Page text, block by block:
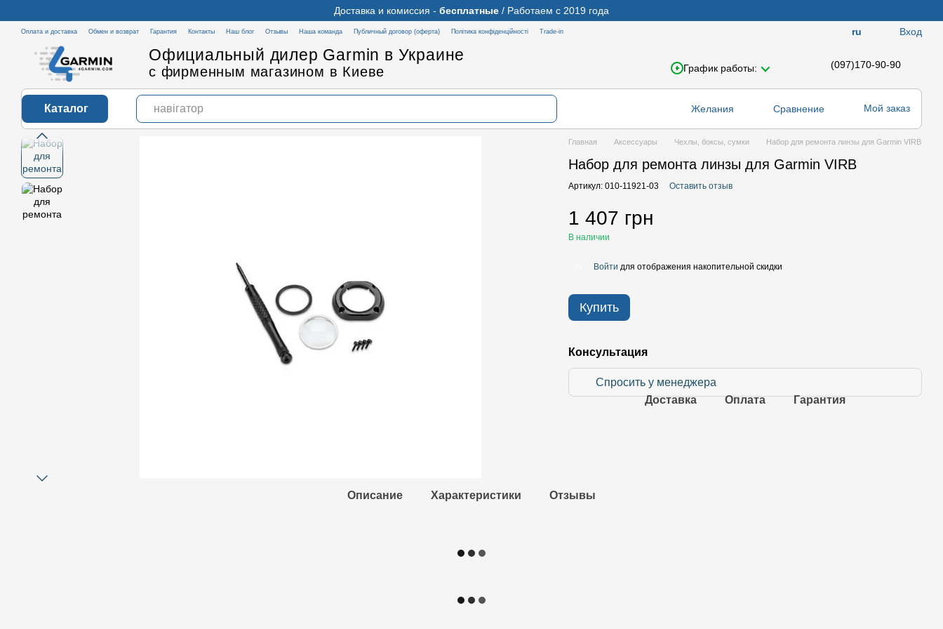
Доставка и комиссия - бесплатные / Работаем с 2019 года
Оплата и доставка Обмен и возврат Гарантия Контакты Наш блог Отзывы Наша команда Публичный договор (оферта) Політика конфіденційності Trade-in ru Вход
Официальный дилер Garmin в Украине
с фирменным магазином в Киеве График работы: (097)170-90-90
Каталог Желания Сравнение Мой заказ
Главная Аксессуары Чехлы, боксы, сумки Набор для ремонта линзы для Garmin VIRB
Набор для ремонта линзы для Garmin VIRB
Артикул: 010-11921-03 Оставить отзыв
1 407 грн
В наличии
Войти для отображения накопительной скидки
Купить
Консультация
Спросить у менеджера
Доставка
Оплата Гарантия
Описание Характеристики Отзывы